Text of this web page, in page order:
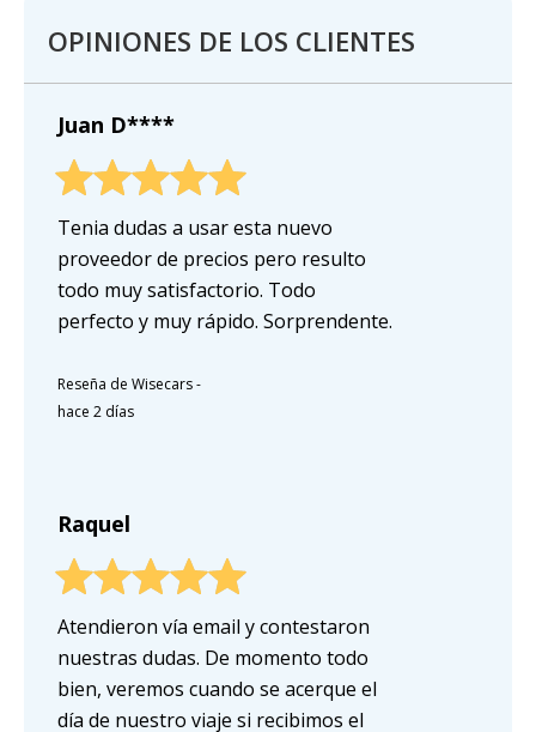
OPINIONES DE LOS CLIENTES
Juan D****
Tenia dudas a usar esta nuevo
proveedor de precios pero resulto
todo muy satisfactorio. Todo
perfecto y muy rápido. Sorprendente.
Reseña de Wisecars-
hace 2 días
Raquel
Atendieron vía email y contestaron
nuestras dudas. De momento todo
bien, veremos cuando se acerque el
día de nuestro viaje si recibimos el